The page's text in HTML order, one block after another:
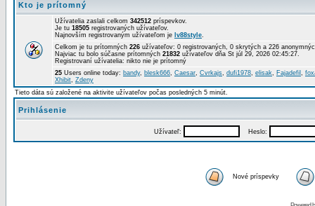
Kto je prítomný
Užívatelia zaslali celkom 342512 príspevkov.
Je tu 18505 registrovaných užívateľov.
Najnovším registrovaným užívateľom je lv88style.
Celkom je tu prítomných 226 užívateľov: 0 registrovaných, 0 skrytých a 226
Najviac tu bolo súčasne prítomných 21832 užívateľov dňa St júl 29, 2026 02:45:27.
Registrovaní užívatelia: nikto nie je prítomný
25 Users online today: bandy, blesk666, Caesar, Cvrkajs, dufi1978, elisak, Fajadefil ,
Xhibit, Zdeny
Tieto dáta sú založené na aktivite užívateľov počas posledných 5 minút.
Prihlásenie
Užívateľ: Heslo:
Nové príspevky